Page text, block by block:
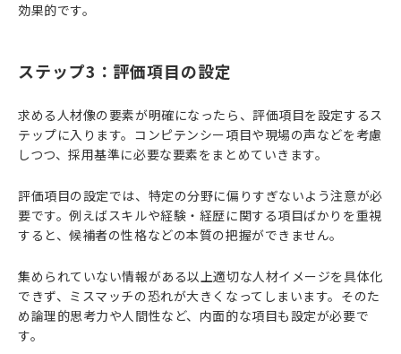
効果的です。
ステップ3：評価項目の設定
求める人材像の要素が明確になったら、評価項目を設定するス
テップに入ります。コンピテンシー項目や現場の声などを考慮
しつつ、採用基準に必要な要素をまとめていきます。
評価項目の設定では、特定の分野に偏りすぎないよう注意が必
要です。例えばスキルや経験・経歴に関する項目ばかりを重視
すると、候補者の性格などの本質の把握ができません。
集められていない情報がある以上適切な人材イメージを具体化
できず、ミスマッチの恐れが大きくなってしまいます。そのた
め論理的思考力や人間性など、内面的な項目も設定が必要で
す。